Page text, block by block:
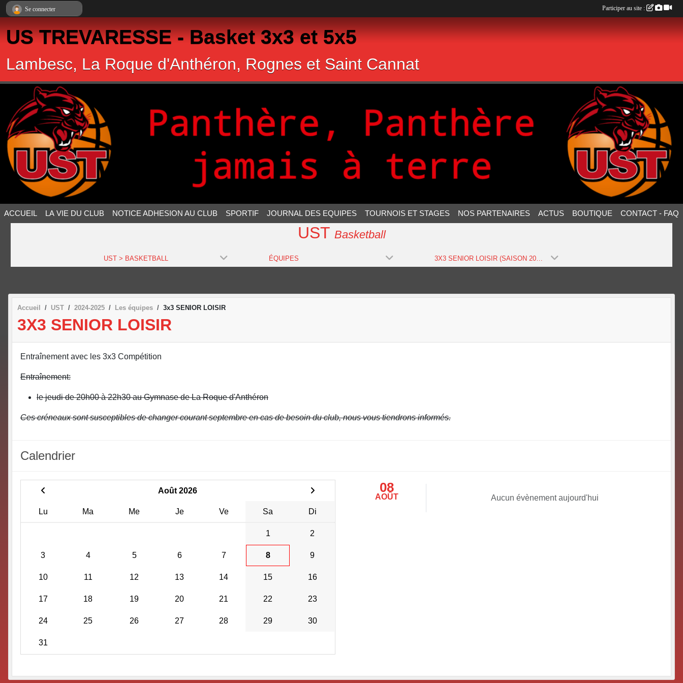
US TREVARESSE - Basket 3x3 et 5x5
Lambesc, La Roque d'Anthéron, Rognes et Saint Cannat
ACCUEIL LA VIE DU CLUB NOTICE ADHESION AU CLUB SPORTIF JOURNAL DES EQUIPES TOURNOIS ET STAGES NOS PARTENAIRES ACTUS BOUTIQUE CONTACT - FAQ
UST Basketball
UST > BASKETBALL ÉQUIPES 3X3 SENIOR LOISIR (SAISON 2024-2025)
Accueil UST 2024-2025 Les équipes 3x3 SENIOR LOISIR
3X3 SENIOR LOISIR
Entraînement avec les 3x3 Compétition
Entraînement:
le jeudi de 20h00 à 22h30 au Gymnase de La Roque d'Anthéron
Ces créneaux sont susceptibles de changer courant septembre en cas de besoin du club, nous vous tiendrons informés.
Calendrier
Août 2026
Lu Ma Me Je Ve Sa Di
1 2
3 4 5 6 7 8 9
10 11 12 13 14 15 16
17 18 19 20 21 22 23
24 25 26 27 28 29 30
31
08
AOÛT Aucun évènement aujourd'hui
Se connecter Participer au site :
Panneau de gestion des cookies